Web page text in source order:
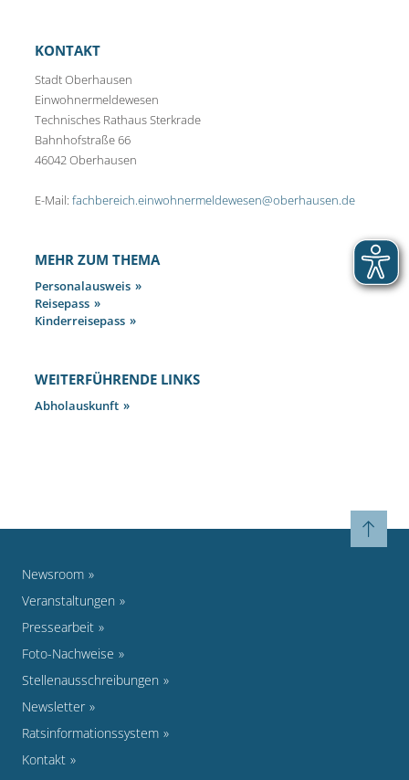
KONTAKT
Stadt Oberhausen
Einwohnermeldewesen
Technisches Rathaus Sterkrade
Bahnhofstraße 66
46042 Oberhausen
E-Mail: fachbereich.einwohnermeldewesen@oberhausen.de
MEHR ZUM THEMA
Personalausweis
Reisepass
Kinderreisepass
WEITERFÜHRENDE LINKS
Abholauskunft
Newsroom
Veranstaltungen
Pressearbeit
Foto-Nachweise
Stellenausschreibungen
Newsletter
Ratsinformationssystem
Kontakt